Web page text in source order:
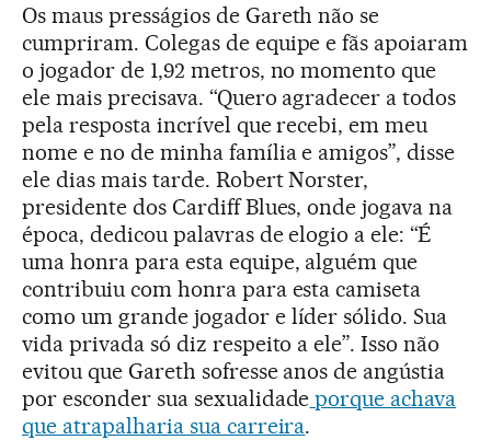
Os maus presságios de Gareth não se
cumpriram. Colegas de equipe e fãs apoiaram
o jogador de 1,92 metros, no momento que
ele mais precisava. “Quero agradecer a todos
pela resposta incrível que recebi, em meu
nome e no de minha família e amigos”, disse
ele dias mais tarde. Robert Norster,
presidente dos Cardiff Blues, onde jogava na
época, dedicou palavras de elogio a ele: “É
uma honra para esta equipe, alguém que
contribuiu com honra para esta camiseta
como um grande jogador e líder sólido. Sua
vida privada só diz respeito a ele”. Isso não
evitou que Gareth sofresse anos de angústia
por esconder sua sexualidade porque achava
que atrapalharia sua carreira.